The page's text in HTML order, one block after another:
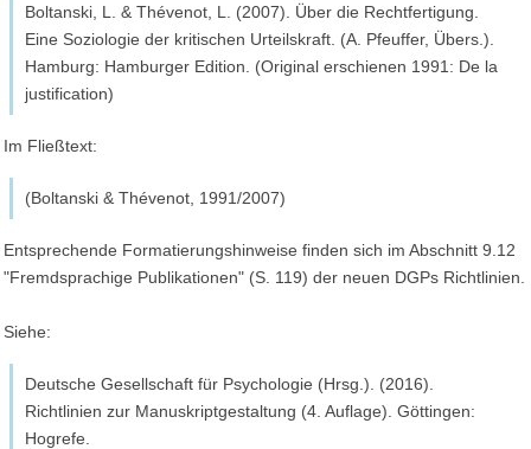
Boltanski, L. & Thévenot, L. (2007). Über die Rechtfertigung.
Eine Soziologie der kritischen Urteilskraft. (A. Pfeuffer, Übers.).
Hamburg: Hamburger Edition. (Original erschienen 1991: De la
justification)
Im Fließtext:
(Boltanski & Thévenot, 1991/2007)
Entsprechende Formatierungshinweise finden sich im Abschnitt 9.12
"Fremdsprachige Publikationen" (S. 119) der neuen DGPs Richtlinien.
Siehe:
Deutsche Gesellschaft für Psychologie (Hrsg.). (2016).
Richtlinien zur Manuskriptgestaltung (4. Auflage). Göttingen:
Hogrefe.